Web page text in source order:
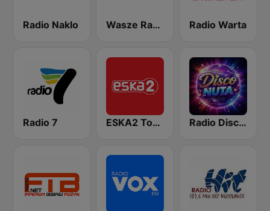
Radio Naklo Wasze Radio FM Radio Warta
Radio 7 ESKA2 Toruń Radio Disco Nuta